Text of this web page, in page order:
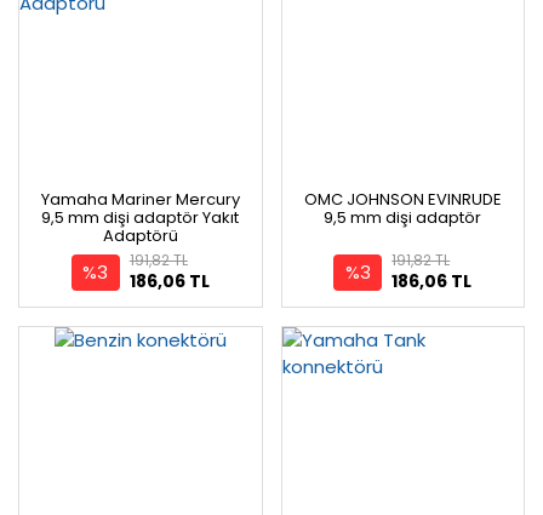
Yamaha Mariner Mercury
9,5 mm dişi adaptör Yakıt
Adaptörü
%3 186,06 TL
191,82 TL
OMC JOHNSON EVINRUDE
9,5 mm dişi adaptör
%3 186,06 TL
191,82 TL